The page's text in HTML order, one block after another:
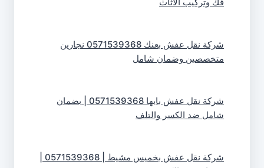
شركة نقل عفش بعنك 0571539368 نجارين
متخصصين وضمان شامل
شركة نقل عفش بابها 0571539368 | بضمان
شامل ضد الكسر والتلف